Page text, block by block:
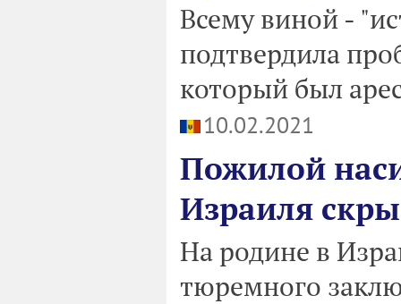
Всему виной -
подтвердила
который был
10.02.2021
Пожилой
Израиля
На родине в
тюремного